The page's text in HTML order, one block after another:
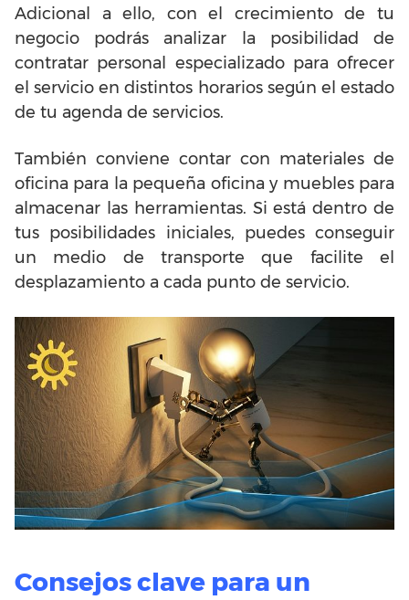
Adicional a ello, con el crecimiento de tu
negocio podrás analizar la posibilidad de
contratar personal especializado para ofrecer
el servicio en distintos horarios según el estado
de tu agenda de servicios.
También conviene contar con materiales de
oficina para la pequeña oficina y muebles para
almacenar las herramientas. Si está dentro de
tus posibilidades iniciales, puedes conseguir
un medio de transporte que facilite el
desplazamiento a cada punto de servicio.
Consejos clave para un